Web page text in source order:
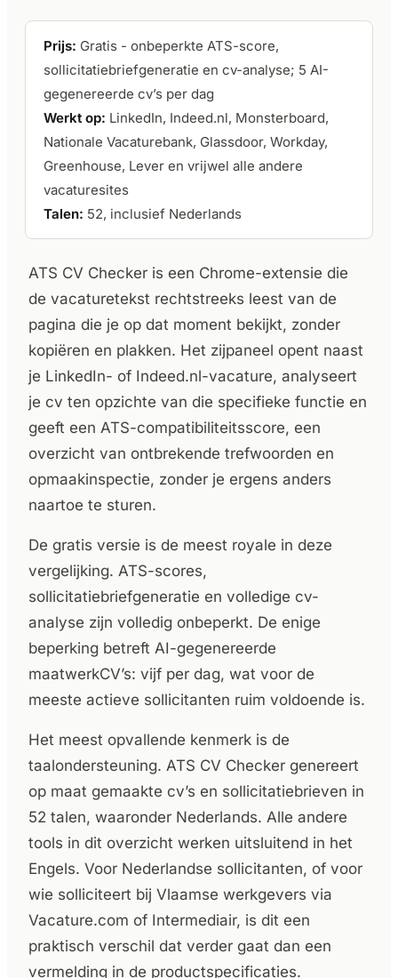
Prijs: Gratis - onbeperkte ATS-score,
sollicitatiebriefgeneratie en cv-analyse; 5 AI-
gegenereerde cv’s per dag
Werkt op: LinkedIn, Indeed.nl, Monsterboard,
Nationale Vacaturebank, Glassdoor, Workday,
Greenhouse, Lever en vrijwel alle andere
vacaturesites
Talen: 52, inclusief Nederlands
ATS CV Checker is een Chrome-extensie die
de vacaturetekst rechtstreeks leest van de
pagina die je op dat moment bekijkt, zonder
kopiëren en plakken. Het zijpaneel opent naast
je LinkedIn- of Indeed.nl-vacature, analyseert
je cv ten opzichte van die specifieke functie en
geeft een ATS-compatibiliteitsscore, een
overzicht van ontbrekende trefwoorden en
opmaakinspectie, zonder je ergens anders
naartoe te sturen.
De gratis versie is de meest royale in deze
vergelijking. ATS-scores,
sollicitatiebriefgeneratie en volledige cv-
analyse zijn volledig onbeperkt. De enige
beperking betreft AI-gegenereerde
maatwerkCV’s: vijf per dag, wat voor de
meeste actieve sollicitanten ruim voldoende is.
Het meest opvallende kenmerk is de
taalondersteuning. ATS CV Checker genereert
op maat gemaakte cv’s en sollicitatiebrieven in
52 talen, waaronder Nederlands. Alle andere
tools in dit overzicht werken uitsluitend in het
Engels. Voor Nederlandse sollicitanten, of voor
wie solliciteert bij Vlaamse werkgevers via
Vacature.com of Intermediair, is dit een
praktisch verschil dat verder gaat dan een
vermelding in de productspecificaties.